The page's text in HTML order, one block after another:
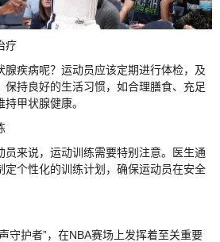
疗
腺疾病呢？运动员应该定期进行体检，及
保持良好的生活习惯，如合理膳食、充足
甲状腺健康。
员来说，运动训练需要特别注意。医生通
定个性化的训练计划，确保运动员在安全
守护者”，在NBA赛场上发挥着至关重要